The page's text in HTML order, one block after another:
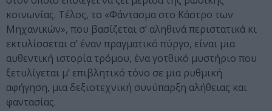
κοινωνίας. Τέλος, το «Φάντασμα στο Κάστρο των
Μηχανικών», που βασίζεται σ’ αληθινά περιστατικά κι
εκτυλίσσεται σ’ έναν πραγματικό πύργο, είναι μια
αυθεντική ιστορία τρόμου, ένα γοτθικό μυστήριο που
ξετυλίγεται μ’ επιβλητικό τόνο σε μια ρυθμική
αφήγηση, μια δεξιοτεχνική συνύπαρξη αλήθειας και
φαντασίας.